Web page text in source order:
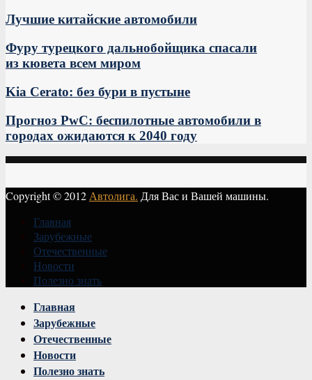
Лучшие китайские автомобили
Фуру турецкого дальнобойщика спасали
из кювета всем миром
Kia Ceratо: без бури в пустыне
Прогноз PwC: беспилотные автомобили в
городах ожидаются к 2040 году
Copyright © 2012Автолига. Для Вас и Вашей машины.
Главная
Зарубежные
Отечественные
Новости
Полезно знать
Главная
Зарубежные
Отечественные
Новости
Полезно знать